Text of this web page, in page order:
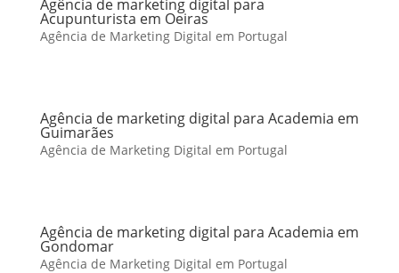
Agência de marketing digital para
Acupunturista em Oeiras
Agência de Marketing Digital em Portugal
Agência de marketing digital para Academia em
Guimarães
Agência de Marketing Digital em Portugal
Agência de marketing digital para Academia em
Gondomar
Agência de Marketing Digital em Portugal